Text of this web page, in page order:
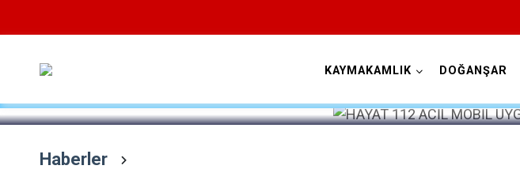
KAYMAKAMLIK DOĞANŞAR
Haberler